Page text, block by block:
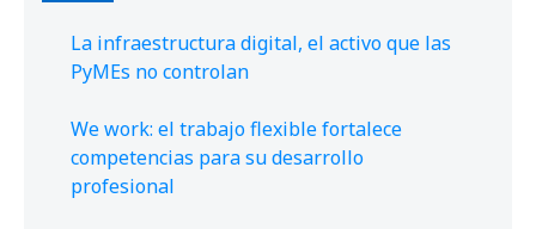
La infraestructura digital, el activo que las
PyMEs no controlan
We work: el trabajo flexible fortalece
competencias para su desarrollo
profesional